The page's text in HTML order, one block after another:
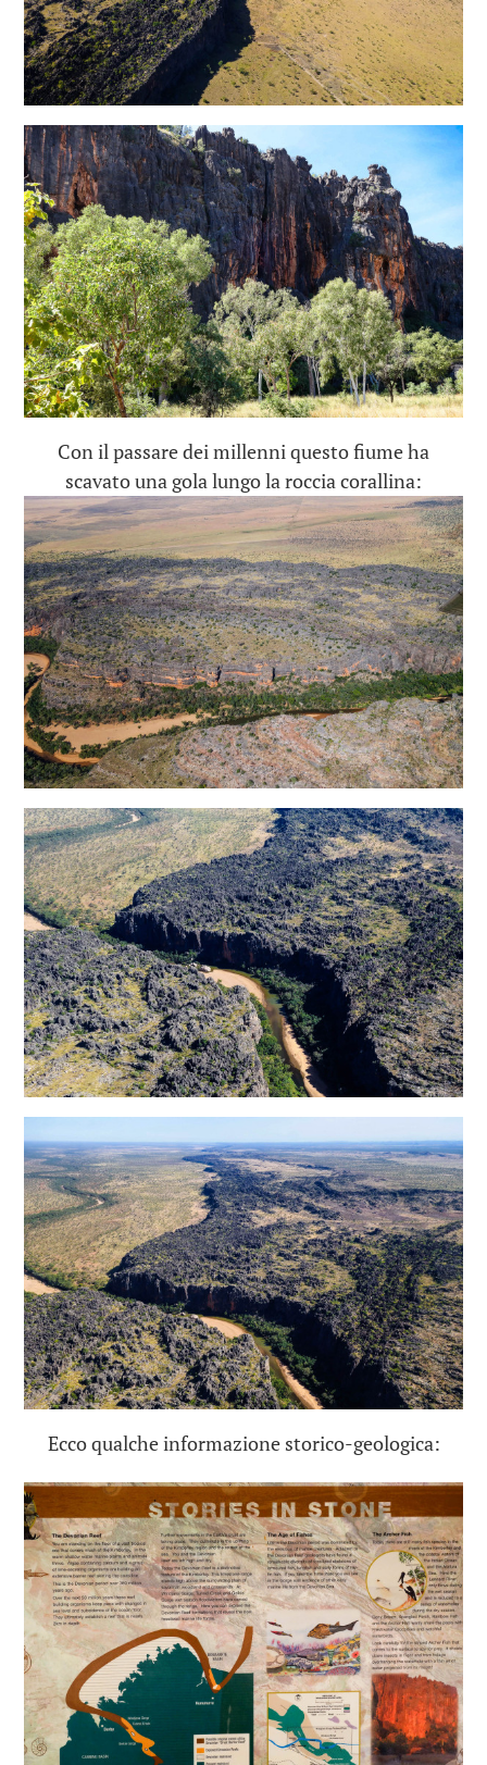
Con il passare dei millenni questo fiume ha
scavato una gola lungo la roccia corallina:
Ecco qualche informazione storico-geologica: